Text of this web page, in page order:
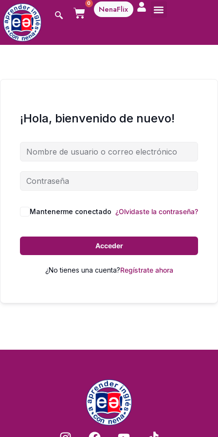
0
NenaFlix
¡Hola, bienvenido de nuevo!
Mantenerme conectado ¿Olvidaste la contraseña?
Acceder
¿No tienes una cuenta?Regístrate ahora